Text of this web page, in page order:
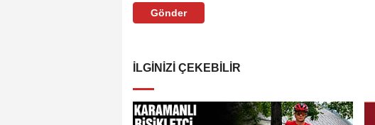
Gönder
İLGINIZI ÇEKEBILIR